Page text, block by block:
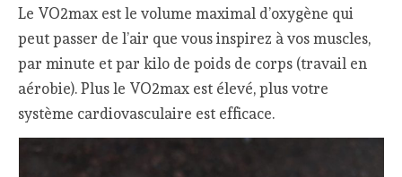
Le VO2max est le volume maximal d’oxygène qui
peut passer de l’air que vous inspirez à vos muscles,
par minute et par kilo de poids de corps (travail en
aérobie). Plus le VO2max est élevé, plus votre
système cardiovasculaire est efficace.